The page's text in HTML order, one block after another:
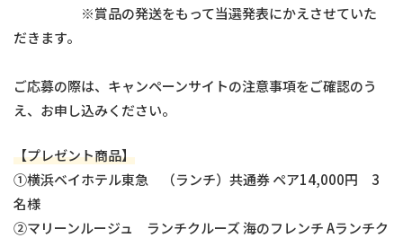
※賞品の発送をもって当選発表にかえさせていた
だきます。
ご応募の際は、キャンペーンサイトの注意事項をご確認のう
え、お申し込みください。
【プレゼント商品】
①横浜ベイホテル東急 （ランチ）共通券 ペア14,000円 3
名様
②マリーンルージュ ランチクルーズ 海のフレンチ Aランチク